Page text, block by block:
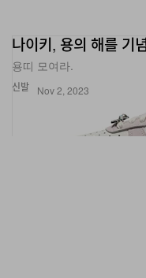
신발
나이키, 용의 해를 기
용띠 모여라.
Nov 2, 2023